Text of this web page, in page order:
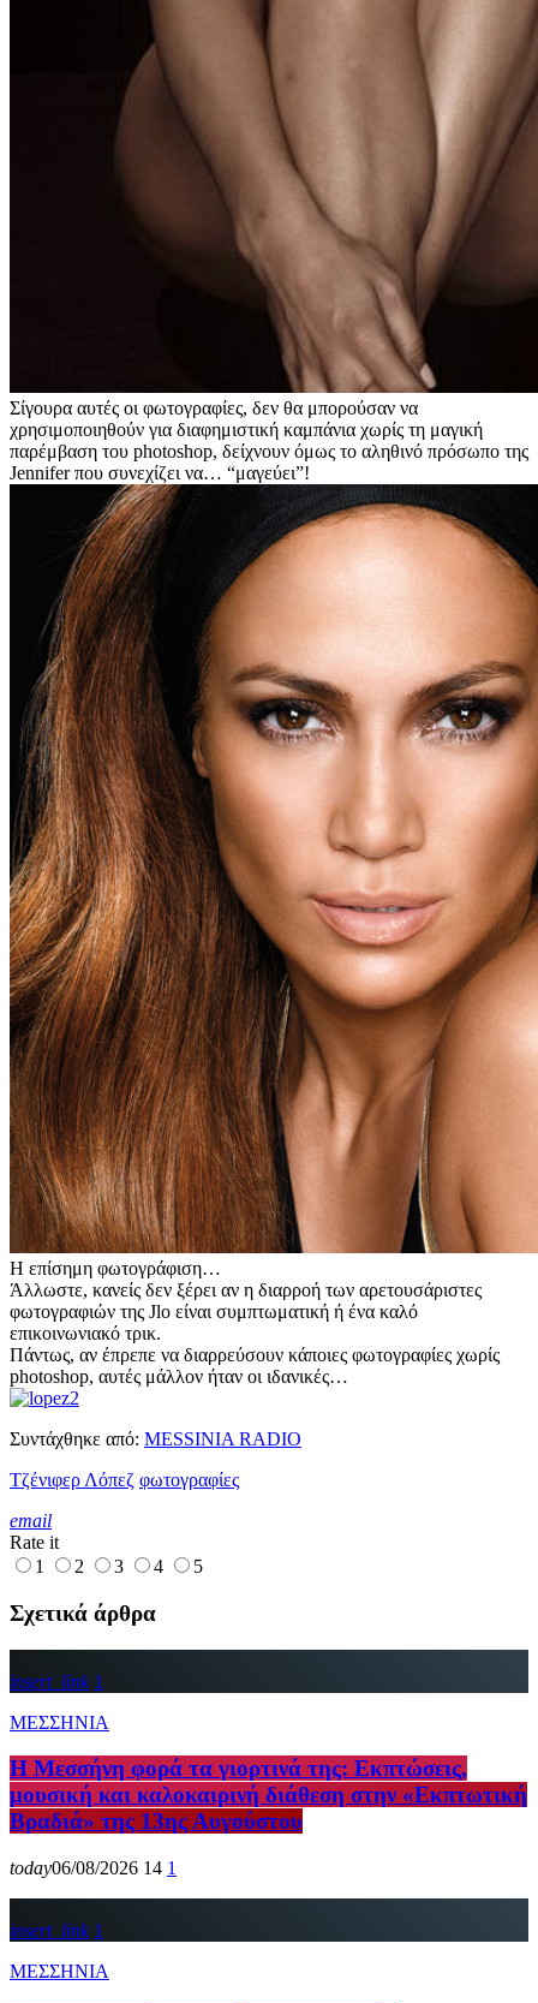
Σίγουρα αυτές οι φωτογραφίες, δεν θα μπορούσαν να
χρησιμοποιηθούν για διαφημιστική καμπάνια χωρίς τη μαγική
παρέμβαση του photoshop, δείχνουν όμως το αληθινό πρόσωπο της
Jennifer που συνεχίζει να… “μαγεύει”!
Η επίσημη φωτογράφιση…
Άλλωστε, κανείς δεν ξέρει αν η διαρροή των αρετουσάριστες
φωτογραφιών της Jlo είναι συμπτωματική ή ένα καλό
επικοινωνιακό τρικ.
Πάντως, αν έπρεπε να διαρρεύσουν κάποιες φωτογραφίες χωρίς
photoshop, αυτές μάλλον ήταν οι ιδανικές…
Συντάχθηκε από: MESSINIA RADIO
Tζένιφερ Λόπεζ φωτογραφίες
email
Rate it
1
2 3 4 5
Σχετικά άρθρα
insert_link 1
ΜΕΣΣΗΝΙΑ
Η Μεσσήνη φορά τα γιορτινά της: Εκπτώσεις,
μουσική και καλοκαιρινή διάθεση στην «Εκπτωτική
Βραδιά» της 13ης Αυγούστου
today06/08/2026 14 1
insert_link 1
ΜΕΣΣΗΝΙΑ